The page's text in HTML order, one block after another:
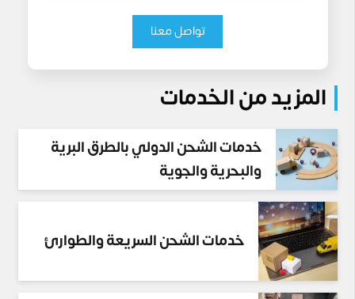
تواصل معنا
المزيد من الخدمات
خدمات الشحن الدولي بالطرق البرية
والبحرية والجوية
خدمات الشحن السريعة والطوارئ